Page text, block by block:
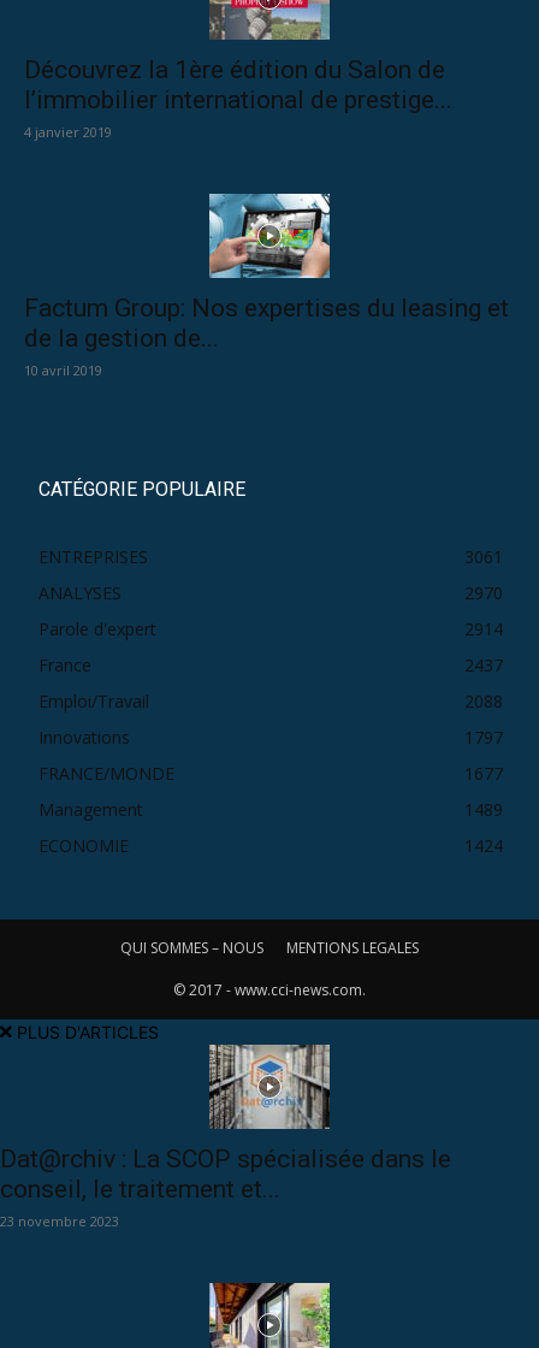
Découvrez la 1ère édition du Salon de
l’immobilier international de prestige...
4 janvier 2019
Factum Group: Nos expertises du leasing et
de la gestion de...
10 avril 2019
CATÉGORIE POPULAIRE
ENTREPRISES
3061
ANALYSES
2970
Parole d'expert
2914
France
2437
Emploi/Travail
2088
Innovations
1797
FRANCE/MONDE
1677
Management
1489
ECONOMIE
1424
QUI SOMMES – NOUS MENTIONS LEGALES
© 2017 - www.cci-news.com.
PLUS D'ARTICLES
Dat@rchiv : La SCOP spécialisée dans le
conseil, le traitement et...
23 novembre 2023